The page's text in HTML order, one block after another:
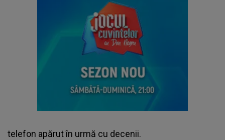
telefon apărut în urmă cu decenii.